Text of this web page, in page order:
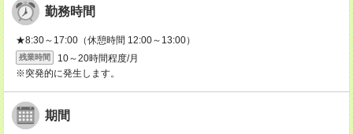
勤務時間
★8:30～17:00（休憩時間 12:00～13:00）
残業時間
10～20時間程度/月
※突発的に発生します。
期間